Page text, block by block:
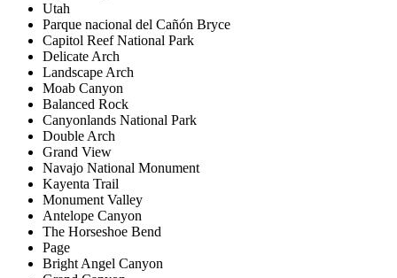
Utah
Parque nacional del Cañón Bryce
Capitol Reef National Park
Delicate Arch
Landscape Arch
Moab Canyon
Balanced Rock
Canyonlands National Park
Double Arch
Grand View
Navajo National Monument
Kayenta Trail
Monument Valley
Antelope Canyon
The Horseshoe Bend
Page
Bright Angel Canyon